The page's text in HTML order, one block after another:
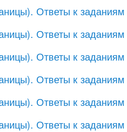
Ответы к заданиям
Ответы к заданиям
Ответы к заданиям
Ответы к заданиям
Ответы к заданиям
Ответы к заданиям